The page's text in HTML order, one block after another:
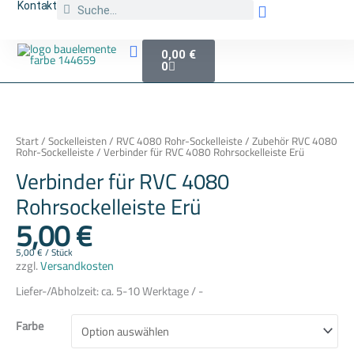
Zum
InhaltKontakt Suche
0,00 €
0
Warenkorb
Start/Sockelleisten/ RVC 4080 Rohr-Sockelleiste/Zubehör RVC 4080
Rohr-Sockelleiste/ Verbinder für RVC 4080 Rohrsockelleiste Erü
Verbinder für RVC 4080
Rohrsockelleiste Erü
5,00€
5,00€/Stück
zzgl.Versandkosten
Liefer-/Abholzeit:ca. 5-10 Werktage / -
Farbe
4080
Rohrsockelleiste
Erü
Menge